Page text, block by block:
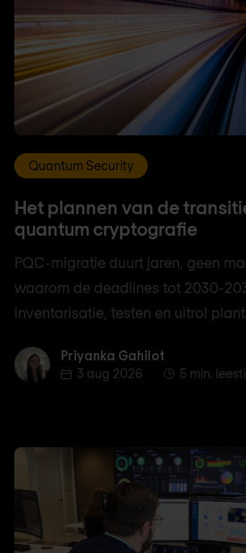
Quantum Security
Het plannen van de
quantum cryptografie
PQC-migratie duurt jaren, geen
waarom de deadlines tot 2030-
inventarisatie, testen en uitrol plant.
Priyanka Gahilot
Priyanka Gahilot
3 aug 2026
5 min.